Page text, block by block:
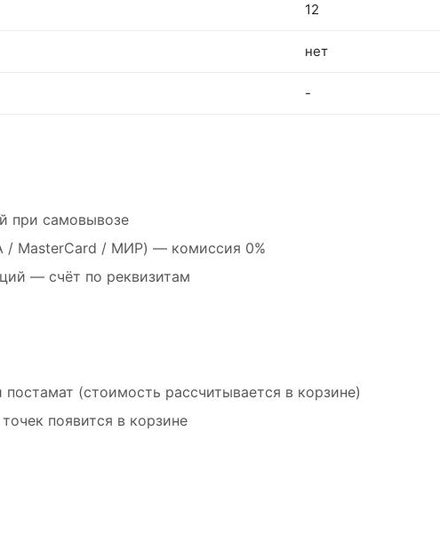
12
нет
-
при самовывозе
/ MasterCard / МИР) — комиссия 0%
— счёт по реквизитам
(стоимость рассчитывается в корзине)
появится в корзине